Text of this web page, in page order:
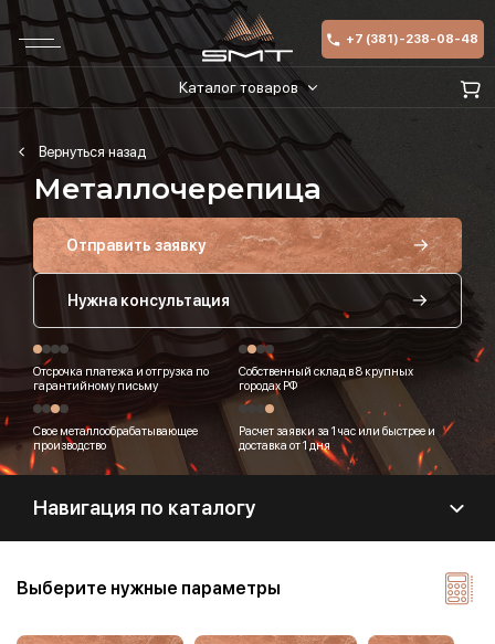
+7 (381)-238-08-48
Каталог товаров
Металлочерепица
Отправить заявку
Нужна консультация
Отсрочка платежа и отгрузка по
гарантийному письму
Собственный склад в 8 крупных
городах РФ
Свое металлообрабатывающее
производство
Расчет заявки за 1 час или быстрее и
доставка от 1 дня
Навигация по каталогу
Выберите нужные параметры